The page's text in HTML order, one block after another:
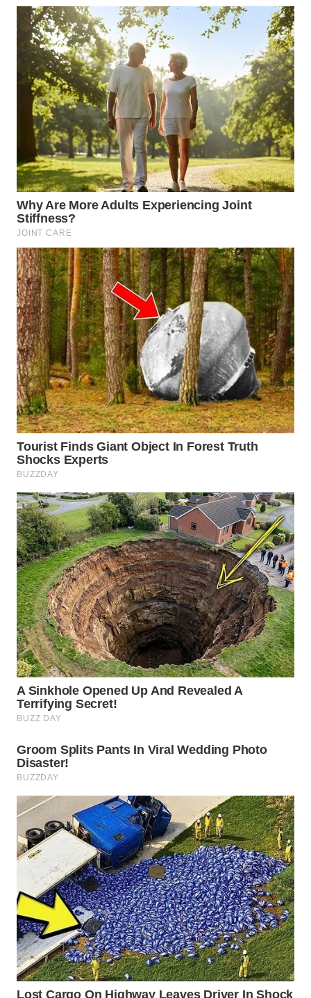
MADURA
WN
SURABAYA
WN
NATUNA
WN
BINTAN
WN
MANDALIKA
WN
LIKUPANG
WN
LABUANBAJO
WN
BORNEO
Wahana
Media
Group
WAHANA
NEWS
WAHANA
TANI
WAHANA
ADVOKAT
WAHANA
INFRASTRUKTUR
WAHANA
KONSUMEN
WAHANA
WAHANA
TRAVEL
WAHANA
TV
WAHANANEWS
ID
WAHANANEWS
CO ID
WAHANANEWS
NET